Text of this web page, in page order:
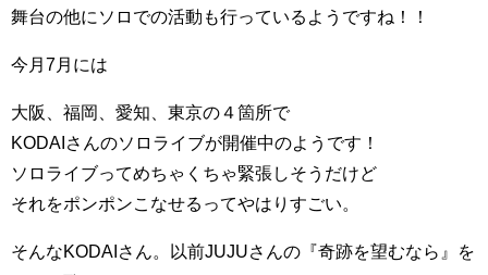
舞台の他にソロでの活動も行っているようですね！！
今月7月には
大阪、福岡、愛知、東京の４箇所で
KODAIさんのソロライブが開催中のようです！
ソロライブってめちゃくちゃ緊張しそうだけど
それをポンポンこなせるってやはりすごい。
そんなKODAIさん。以前JUJUさんの『奇跡を望むなら』を